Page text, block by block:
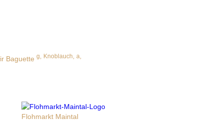
Baguette g, Knoblauch, a,
Flohmarkt Maintal